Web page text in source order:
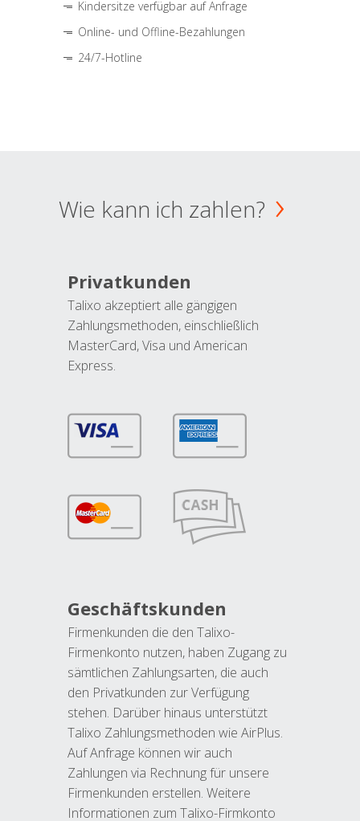
Kindersitze verfügbar auf Anfrage
Online- und Offline-Bezahlungen
24/7-Hotline
Wie kann ich zahlen?
Privatkunden
Talixo akzeptiert alle gängigen
Zahlungsmethoden, einschließlich
MasterCard, Visa und American
Express.
Geschäftskunden
Firmenkunden die den Talixo-
Firmenkonto nutzen, haben Zugang zu
sämtlichen Zahlungsarten, die auch
den Privatkunden zur Verfügung
stehen. Darüber hinaus unterstützt
Talixo Zahlungsmethoden wie AirPlus.
Auf Anfrage können wir auch
Zahlungen via Rechnung für unsere
Firmenkunden erstellen. Weitere
Informationen zum Talixo-Firmkonto